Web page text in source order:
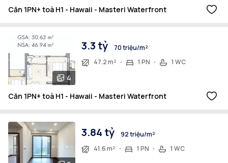
Căn 1PN+ toà H1 - Hawaii - Masteri Waterfront
4
3.3 tỷ
70 triệu/m²
47.2 m²
1 PN 1 WC
Căn 1PN+ toà H1 - Hawaii - Masteri Waterfront
3.84 tỷ
92 triệu/m²
41.6 m²
1 PN 1 WC